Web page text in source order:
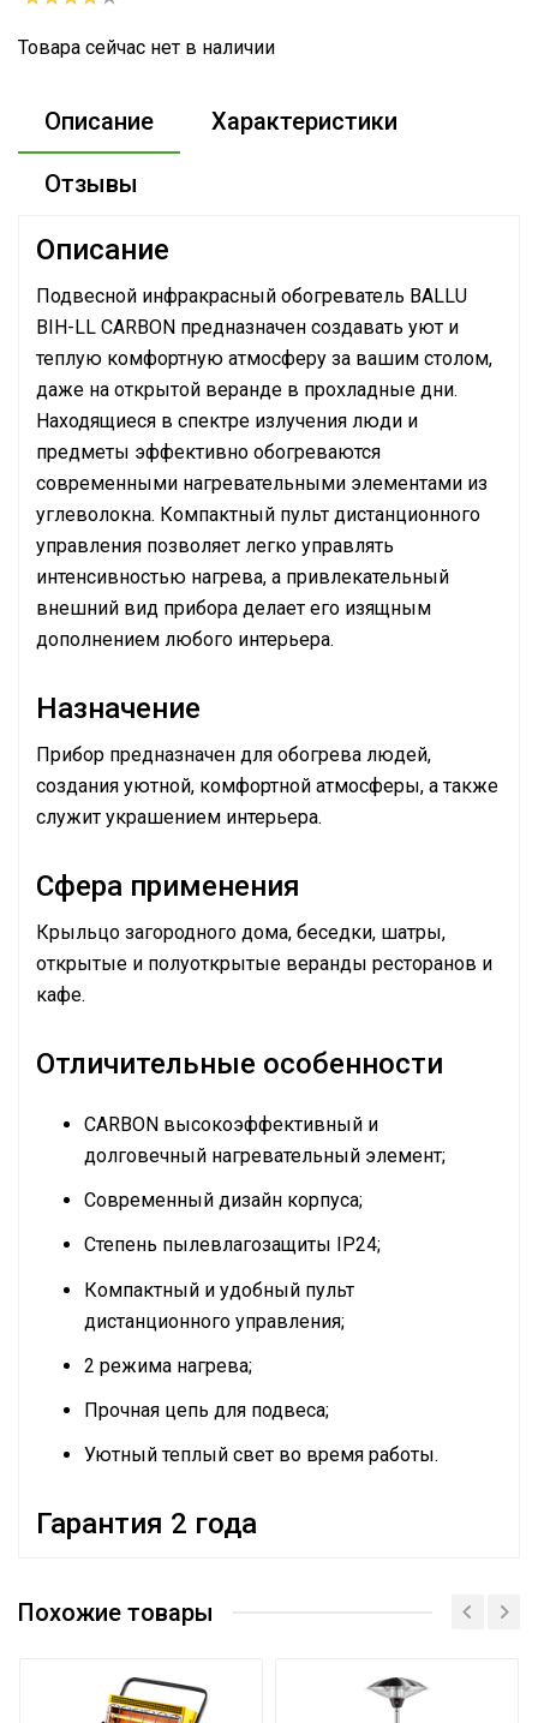
Товара сейчас нет в наличии
Описание Характеристики
Отзывы
Описание
Подвесной инфракрасный обогреватель BALLU
BIH-LL CARBON предназначен создавать уют и
теплую комфортную атмосферу за вашим столом,
даже на открытой веранде в прохладные дни.
Находящиеся в спектре излучения люди и
предметы эффективно обогреваются
современными нагревательными элементами из
углеволокна. Компактный пульт дистанционного
управления позволяет легко управлять
интенсивностью нагрева, а привлекательный
внешний вид прибора делает его изящным
дополнением любого интерьера.
Назначение
Прибор предназначен для обогрева людей,
создания уютной, комфортной атмосферы, а также
служит украшением интерьера.
Сфера применения
Крыльцо загородного дома, беседки, шатры,
открытые и полуоткрытые веранды ресторанов и
кафе.
Отличительные особенности
CARBON высокоэффективный и
долговечный нагревательный элемент;
Современный дизайн корпуса;
Степень пылевлагозащиты IP24;
Компактный и удобный пульт
дистанционного управления;
2 режима нагрева;
Прочная цепь для подвеса;
Уютный теплый свет во время работы.
Гарантия 2 года
площадью до
Гарантийный срок
2 года
Похожие товары